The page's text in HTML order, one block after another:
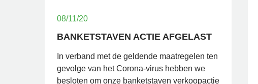
08/11/20
BANKETSTAVEN ACTIE AFGELAST
In verband met de geldende maatregelen ten
gevolge van het Corona-virus hebben we
besloten om onze banketstaven verkoopactie